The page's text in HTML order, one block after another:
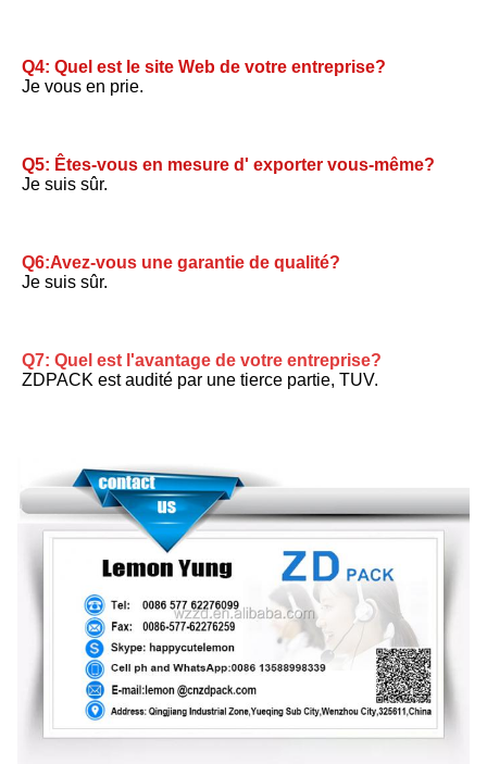
Q4: Quel est le site Web de votre entreprise?
Je vous en prie.
Q5: Êtes-vous en mesure d' exporter vous-même?
Je suis sûr.
Q6:Avez-vous une garantie de qualité?
Je suis sûr.
Q7: Quel est l'avantage de votre entreprise?
ZDPACK est audité par une tierce partie, TUV.